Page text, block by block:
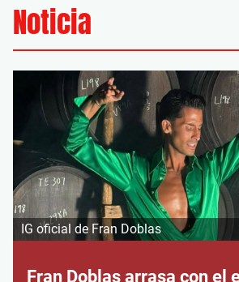
Noticia
IG oficial de Fran Doblas
Fran Doblas arrasa con el